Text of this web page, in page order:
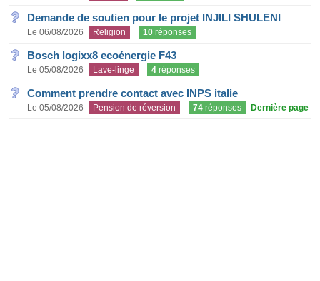
Demande de soutien pour le projet INJILI SHULENI
Le 06/08/2026 Religion 10 réponses
Bosch logixx8 ecoénergie F43
Le 05/08/2026 Lave-linge 4 réponses
Comment prendre contact avec INPS italie
Le 05/08/2026 Pension de réversion 74 réponses Dernière page